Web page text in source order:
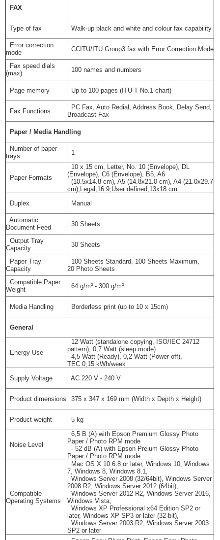
FAX
Type of fax Walk-up black and white and colour fax capability
Error correction
mode
CCITU/ITU Group3 fax with Error Correction Mode
Fax speed dials
(max)
100 names and numbers
Page memory Up to 100 pages (ITU-T No.1 chart)
Fax Functions
PC Fax, Auto Redial, Address Book, Delay Send,
Broadcast Fax
Paper / Media Handling
Number of paper
trays
1
Paper Formats
10 x 15 cm, Letter, No. 10 (Envelope), DL
(Envelope), C6 (Envelope), B5, A6
(10.5x14.8 cm), A5 (14.8x21.0 cm), A4 (21.0x29.7
cm),Legal,16:9,User defined,13x18 cm
Duplex
Manual
Automatic
Document Feed
30 Sheets
Output Tray
Capacity
30 Sheets
Paper Tray
Capacity
100 Sheets Standard, 100 Sheets Maximum,
20 Photo Sheets
Compatible Paper
Weight
64 g/m² - 300 g/m²
Media Handling Borderless print (up to 10 x 15cm)
General
Energy Use
12 Watt (standalone copying, ISO/IEC 24712
pattern), 0,7 Watt (sleep mode)
4,5 Watt (Ready), 0,2 Watt (Power off),
TEC 0,15 kWh/week
Supply Voltage
AC 220 V - 240 V
Product dimensions 375‎ x 347 x 169 mm (Width x Depth x Height)
Product weight 5 kg
Noise Level
6,5 B (A) with Epson Premium Glossy Photo
Paper / Photo RPM mode
- 52 dB (A) with Epson Preium Glossy Photo
Paper / Photo RPM mode
Compatible
Operating Systems
Mac OS X 10.6.8 or later, Windows 10, Windows
7, Windows 8, Windows 8.1,
Windows Server 2008 (32/64bit), Windows Server
2008 R2, Windows Server 2012 (64bit),
Windows Server 2012 R2, Windows Server 2016,
Windows Vista,
Windows XP Professional x64 Edition SP2 or
later, Windows XP SP3 or later (32-bit),
Windows Server 2003 R2, Windows Server 2003
SP2 or later